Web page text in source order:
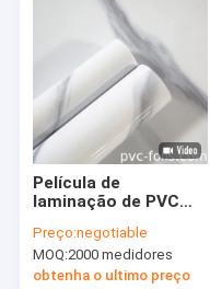
Notícias
Casos
Folha decorativa do
Folha da mobília do
Folha de madeira da
Película de
laminação de PVC
plástico Espessura
180 microns, Largura
620 mm
Preço:negotiable
MOQ:2000 medidores
obtenha o ultimo preço